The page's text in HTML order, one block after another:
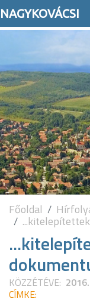
NAGYKOVÁCSI
Főoldal
KÖZZÉTÉVE:
CÍMKE: